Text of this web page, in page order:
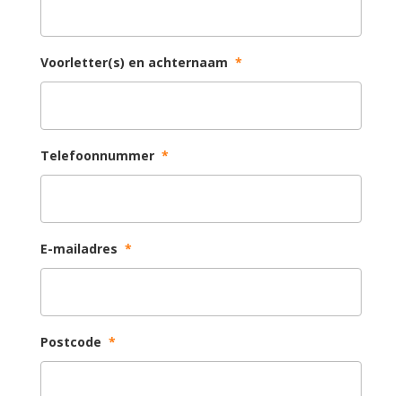
Voorletter(s) en achternaam *
Telefoonnummer *
E-mailadres *
Postcode *